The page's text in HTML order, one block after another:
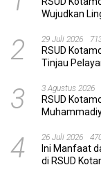
Wujudkan
2 29 Juli 2026
RSUD
Tinjau
3 3 Agustus 2026
RSUD
4 26 Juli 2026
Ini Manfaat
di RSUD